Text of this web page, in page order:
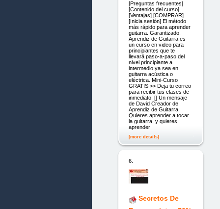
[Preguntas frecuentes]
[Contenido del curso]
[Ventajas] [COMPRAR]
[Inicia sesión] El método
más rápido para aprender
guitarra. Garantizado.
Aprendiz de Guitarra es
un curso en video para
principiantes que te
llevará paso-a-paso del
nivel principiante a
intermedio ya sea en
guitarra acústica o
eléctrica. Mini-Curso
GRATIS >> Deja tu correo
para recibir tus clases de
inmediato: [] Un mensaje
de David Creador de
Aprendiz de Guitarra
Quieres aprender a tocar
la guitarra, y quieres
aprender
[more details]
6.
Secretos De